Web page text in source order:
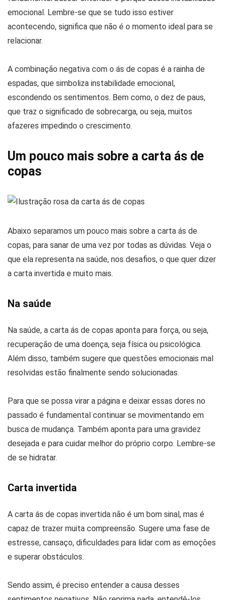
emocional. Lembre-se que se tudo isso estiver
acontecendo, significa que não é o momento ideal para se
relacionar.
A combinação negativa com o ás de copas é a rainha de
espadas, que simboliza instabilidade emocional,
escondendo os sentimentos. Bem como, o dez de paus,
que traz o significado de sobrecarga, ou seja, muitos
afazeres impedindo o crescimento.
Um pouco mais sobre a carta ás de
copas
Abaixo separamos um pouco mais sobre a carta ás de
copas, para sanar de uma vez por todas as dúvidas. Veja o
que ela representa na saúde, nos desafios, o que quer dizer
a carta invertida e muito mais.
Na saúde
Na saúde, a carta ás de copas aponta para força, ou seja,
recuperação de uma doença, seja física ou psicológica.
Além disso, também sugere que questões emocionais mal
resolvidas estão finalmente sendo solucionadas.
Para que se possa virar a página e deixar essas dores no
passado é fundamental continuar se movimentando em
busca de mudança. Também aponta para uma gravidez
desejada e para cuidar melhor do próprio corpo. Lembre-se
de se hidratar.
Carta invertida
A carta ás de copas invertida não é um bom sinal, mas é
capaz de trazer muita compreensão. Sugere uma fase de
estresse, cansaço, dificuldades para lidar com as emoções
e superar obstáculos.
Sendo assim, é preciso entender a causa desses